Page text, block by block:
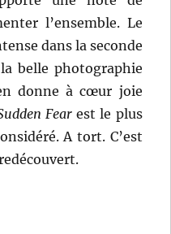
l’ensemble. Le
dans la seconde
belle photographie
donne à cœur joie
Fearest le plus
A tort. C’est